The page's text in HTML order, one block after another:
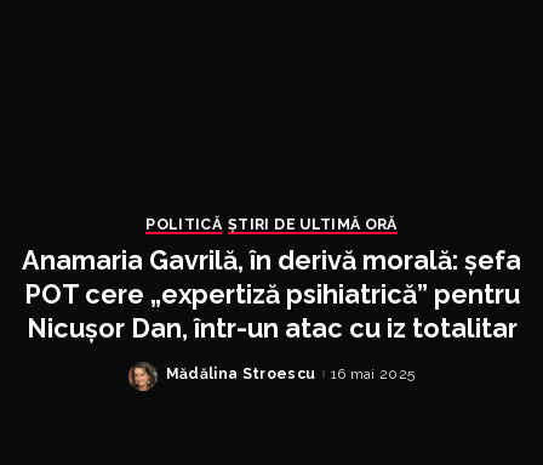
POLITICĂ ȘTIRI DE ULTIMĂ ORĂ
Anamaria Gavrilă, în derivă morală: șefa
POT cere „expertiză psihiatrică” pentru
Nicușor Dan, într-un atac cu iz totalitar
Posted
Mădălina Stroescu 16 mai 2025